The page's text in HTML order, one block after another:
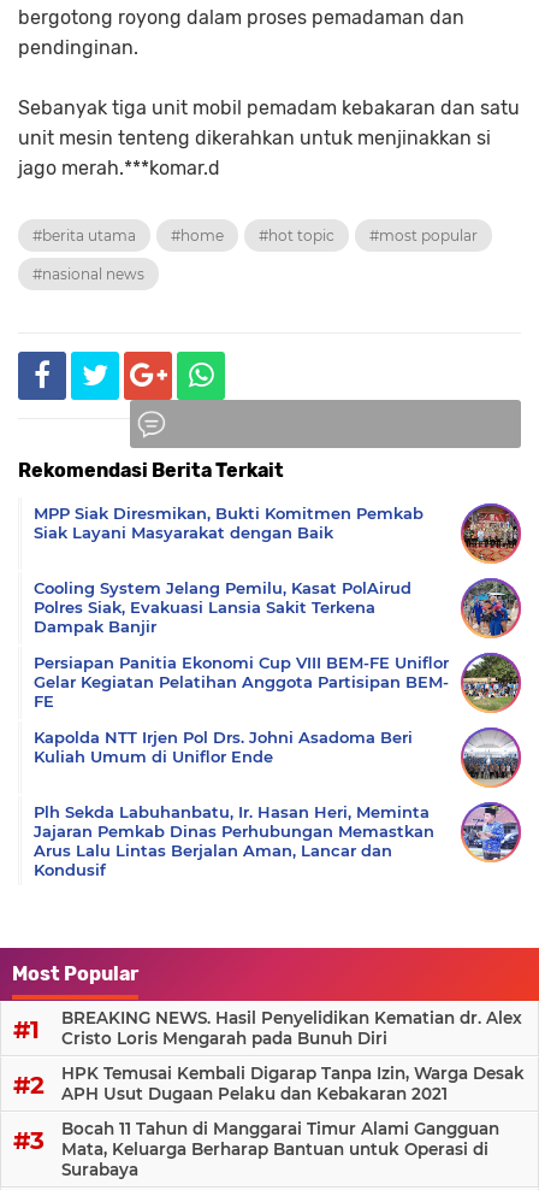
bergotong royong dalam proses pemadaman dan
pendinginan.
Sebanyak tiga unit mobil pemadam kebakaran dan satu
unit mesin tenteng dikerahkan untuk menjinakkan si
jago merah.***komar.d
#berita utama #home #hot topic #most popular
#nasional news
Rekomendasi Berita Terkait
MPP Siak Diresmikan, Bukti Komitmen Pemkab
Siak Layani Masyarakat dengan Baik
Cooling System Jelang Pemilu, Kasat PolAirud
Polres Siak, Evakuasi Lansia Sakit Terkena
Dampak Banjir
Persiapan Panitia Ekonomi Cup VIII BEM-FE Uniflor
Gelar Kegiatan Pelatihan Anggota Partisipan BEM-
FE
Kapolda NTT Irjen Pol Drs. Johni Asadoma Beri
Kuliah Umum di Uniflor Ende
Plh Sekda Labuhanbatu, Ir. Hasan Heri, Meminta
Jajaran Pemkab Dinas Perhubungan Memastkan
Arus Lalu Lintas Berjalan Aman, Lancar dan
Kondusif
Most Popular
BREAKING NEWS. Hasil Penyelidikan Kematian dr. Alex
Cristo Loris Mengarah pada Bunuh Diri
HPK Temusai Kembali Digarap Tanpa Izin, Warga Desak
APH Usut Dugaan Pelaku dan Kebakaran 2021
Bocah 11 Tahun di Manggarai Timur Alami Gangguan
Mata, Keluarga Berharap Bantuan untuk Operasi di
Surabaya